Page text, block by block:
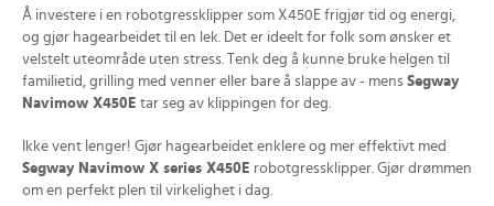
Å investere i en robotgressklipper som X450E frigjør tid og energi,
og gjør hagearbeidet til en lek. Det er ideelt for folk som ønsker et
velstelt uteområde uten stress. Tenk deg å kunne bruke helgen til
familietid, grilling med venner eller bare å slappe av - mens Segway
Navimow X450E tar seg av klippingen for deg.
Ikke vent lenger! Gjør hagearbeidet enklere og mer effektivt med
Segway Navimow X series X450E robotgressklipper. Gjør drømmen
om en perfekt plen til virkelighet i dag.